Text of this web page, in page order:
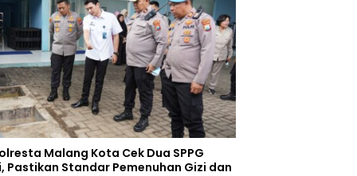
Malang Kota Cek Dua SPPG
Pastikan Standar Pemenuhan Gizi dan